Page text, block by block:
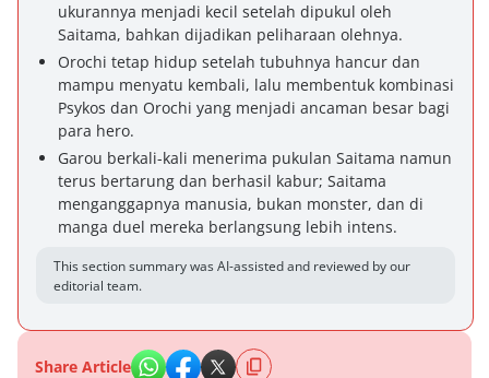
ukurannya menjadi kecil setelah dipukul oleh
Saitama, bahkan dijadikan peliharaan olehnya.
Orochi tetap hidup setelah tubuhnya hancur dan
mampu menyatu kembali, lalu membentuk kombinasi
Psykos dan Orochi yang menjadi ancaman besar bagi
para hero.
Garou berkali-kali menerima pukulan Saitama namun
terus bertarung dan berhasil kabur; Saitama
menganggapnya manusia, bukan monster, dan di
manga duel mereka berlangsung lebih intens.
This section summary was AI-assisted and reviewed by our
editorial team.
Share Article